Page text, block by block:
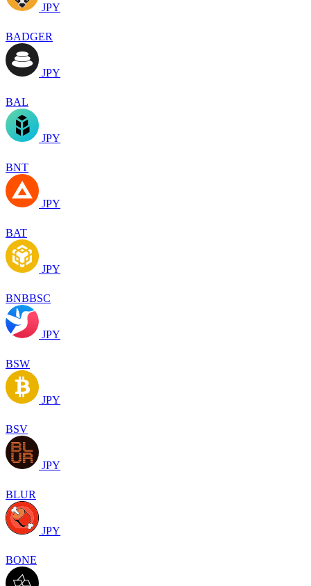
JPY
BADGER
JPY
BAL
JPY
BNT
JPY
BAT
JPY
BNBBSC
JPY
BSW
JPY
BSV
JPY
BLUR
JPY
BONE